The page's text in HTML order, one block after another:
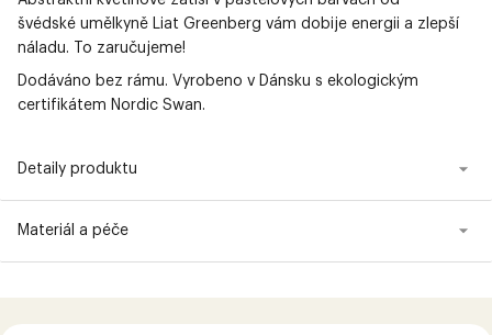
švédské umělkyně Liat Greenberg vám dobije energii a zlepší
náladu. To zaručujeme!
Dodáváno bez rámu. Vyrobeno v Dánsku s ekologickým
certifikátem Nordic Swan.
Detaily produktu
Materiál a péče